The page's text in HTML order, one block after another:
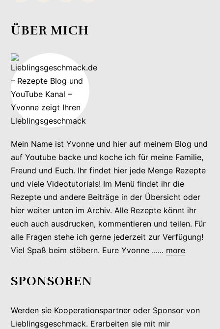
ÜBER MICH
Mein Name ist Yvonne und hier auf meinem Blog und
auf Youtube backe und koche ich für meine Familie,
Freund und Euch. Ihr findet hier jede Menge Rezepte
und viele Videotutorials! Im Menü findet ihr die
Rezepte und andere Beiträge in der Übersicht oder
hier weiter unten im Archiv. Alle Rezepte könnt ihr
euch auch ausdrucken, kommentieren und teilen. Für
alle Fragen stehe ich gerne jederzeit zur Verfügung!
Viel Spaß beim stöbern. Eure Yvonne ...... more
SPONSOREN
Werden sie Kooperationspartner oder Sponsor von
Lieblingsgeschmack. Erarbeiten sie mit mir